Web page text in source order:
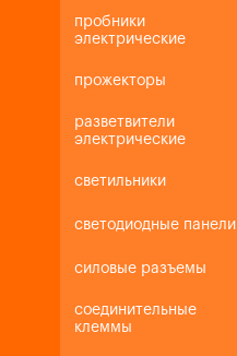
пробники
электрические
прожекторы
разветвители
электрические
светильники
светодиодные панели
силовые разъемы
соединительные
клеммы